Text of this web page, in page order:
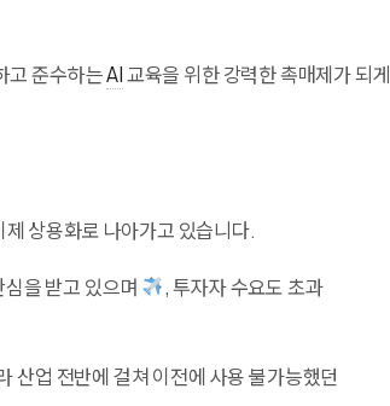
고 준수하는AI교육을 위한 강력한 촉매제가 되게
상용화로 나아가고 있습니다.
을 받고 있으며
, 투자자 수요도 초과
산업 전반에 걸쳐 이전에 사용 불가능했던